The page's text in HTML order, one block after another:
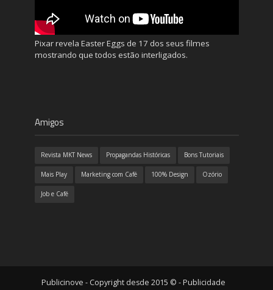
Pixar revela Easter Eggs de 17 dos seus filmes
mostrando que todos estão interligados.
Amigos
Revista MKT News Propagandas Históricas Bons Tutoriais
Mais Play Marketing com Café 100% Design Ozório
Job e Café
Publicinove - Copyright desde 2015 © - Publicidade